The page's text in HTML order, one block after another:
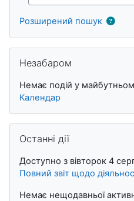
Розширений пошук
Незабаром
Немає подій у
Календар
Останні дії
Доступно з вівторок 4
Повний звіт щодо
Немає нещодавньої